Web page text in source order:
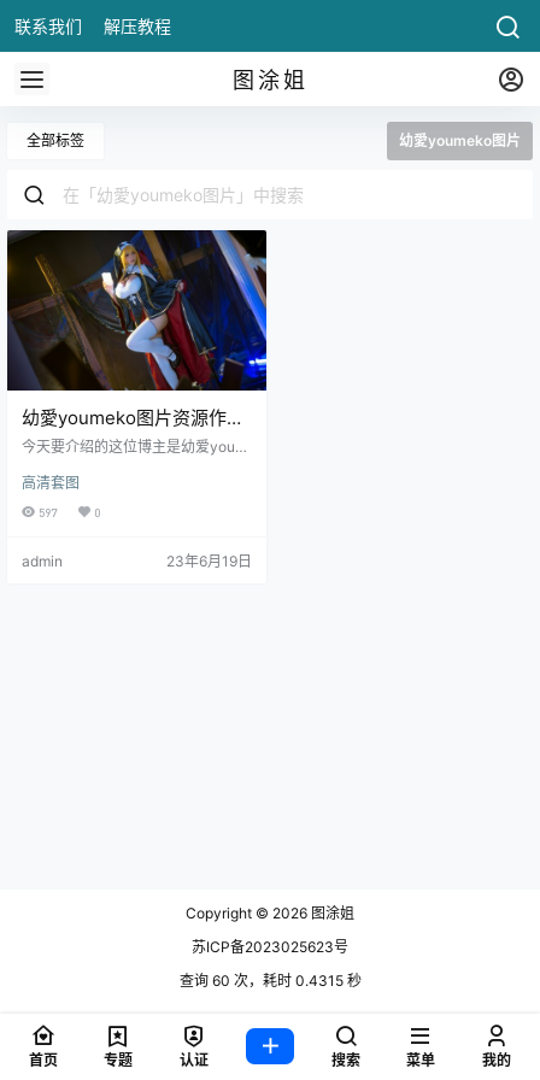
联系我们 解压教程
图涂姐
全部标签 幼愛youmeko图片
幼愛youmeko图片资源作品
介绍
今天要介绍的这位博主是幼爱youm
前在微博上面已经有40万的粉丝
了。小姐姐的颜值是比较清纯的，
的角色一定能让你感到.
高清套图
597 0
admin 23年6月19日
Copyright © 2026 图涂姐
苏ICP备2023025623号
查询 60 次，耗时 0.4315 秒
首页 专题 认证 搜索 菜单 我的